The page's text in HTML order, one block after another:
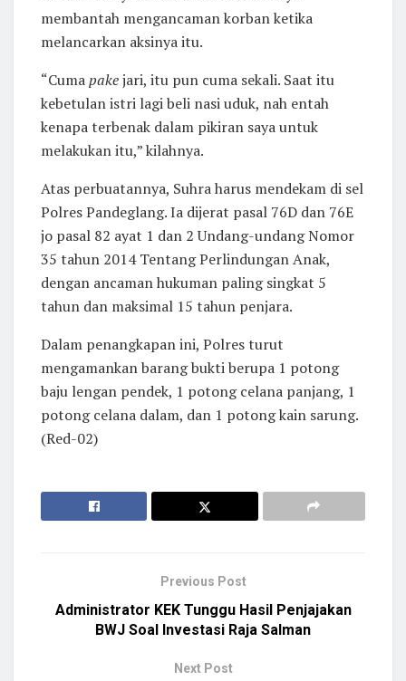
membantah mengancaman korban ketika
melancarkan aksinya itu.
“Cumapakejari, itu pun cuma sekali. Saat itu
kebetulan istri lagi beli nasi uduk, nah entah
kenapa terbenak dalam pikiran saya untuk
melakukan itu,” kilahnya.
Atas perbuatannya, Suhra harus mendekam di sel
Polres Pandeglang. Ia dijerat pasal 76D dan 76E
jo pasal 82 ayat 1 dan 2 Undang-undang Nomor
35 tahun 2014 Tentang Perlindungan Anak,
dengan ancaman hukuman paling singkat 5
tahun dan maksimal 15 tahun penjara.
Dalam penangkapan ini, Polres turut
mengamankan barang bukti berupa 1 potong
baju lengan pendek, 1 potong celana panjang, 1
potong celana dalam, dan 1 potong kain sarung.
(Red-02)
Previous Post
Administrator KEK Tunggu Hasil Penjajakan
BWJ Soal Investasi Raja Salman
Next Post